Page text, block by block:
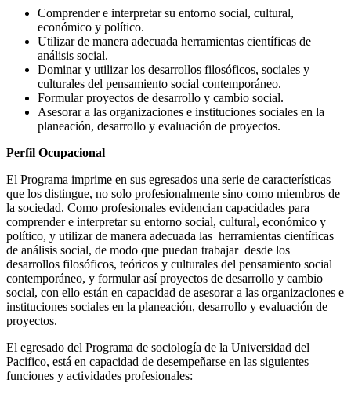
Comprender e interpretar su entorno social, cultural,
económico y político.
Utilizar de manera adecuada herramientas científicas de
análisis social.
Dominar y utilizar los desarrollos filosóficos, sociales y
culturales del pensamiento social contemporáneo.
Formular proyectos de desarrollo y cambio social.
Asesorar a las organizaciones e instituciones sociales en la
planeación, desarrollo y evaluación de proyectos.
Perfil Ocupacional
El Programa imprime en sus egresados una serie de características
que los distingue, no solo profesionalmente sino como miembros de
la sociedad. Como profesionales evidencian capacidades para
comprender e interpretar su entorno social, cultural, económico y
político, y utilizar de manera adecuada las herramientas científicas
de análisis social, de modo que puedan trabajar desde los
desarrollos filosóficos, teóricos y culturales del pensamiento social
contemporáneo, y formular así proyectos de desarrollo y cambio
social, con ello están en capacidad de asesorar a las organizaciones e
instituciones sociales en la planeación, desarrollo y evaluación de
proyectos.
El egresado del Programa de sociología de la Universidad del
Pacifico, está en capacidad de desempeñarse en las siguientes
funciones y actividades profesionales: